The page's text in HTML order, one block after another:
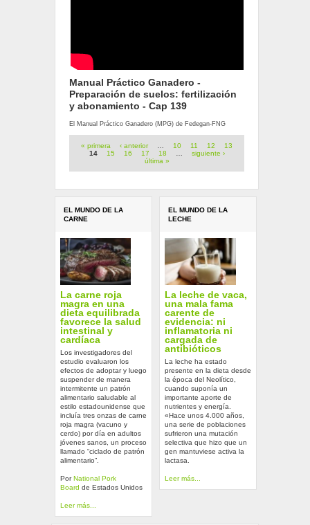
Manual Práctico Ganadero -
Preparación de suelos: fertilización
y abonamiento - Cap 139
El Manual Práctico Ganadero (MPG) de Fedegan-FNG
Páginas
« primera ‹ anterior … 10 11 12
13
14
15 16 17 18 …
siguiente ›
última »
EL MUNDO DE LA
CARNE
La carne roja
magra en una
dieta equilibrada
favorece la salud
intestinal y
cardíaca
Los investigadores del
estudio evaluaron los
efectos de adoptar y luego
suspender de manera
intermitente un patrón
alimentario saludable al
estilo estadounidense que
incluía tres onzas de carne
roja magra (vacuno y
cerdo) por día en adultos
jóvenes sanos, un proceso
llamado “ciclado de patrón
alimentario”.
PorNational Pork
Board de Estados Unidos
Leer más...
EL MUNDO DE LA
LECHE
La leche de vaca,
una mala fama
carente de
evidencia: ni
inflamatoria ni
cargada de
antibióticos
La leche ha estado
presente en la dieta desde
la época del Neolítico,
cuando suponía un
importante aporte de
nutrientes y energía.
«Hace unos 4.000 años,
una serie de poblaciones
sufrieron una mutación
selectiva que hizo que un
gen mantuviese activa la
lactasa.
Leer más...